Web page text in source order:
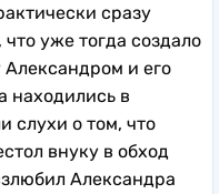
сразу
уже тогда создало
и его
находились в
слухи о том, что
внуку в обход
Александра